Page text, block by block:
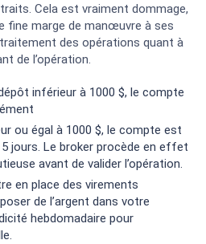
Cela est vraiment dommage,
fine marge de manœuvre à ses
des opérations quant à
de l’opération.
inférieur à 1000 $, le compte
ou égal à 1000 $, le compte est
jours. Le broker procède en effet
avant de valider l’opération.
en place des virements
de l’argent dans votre
hebdomadaire pour